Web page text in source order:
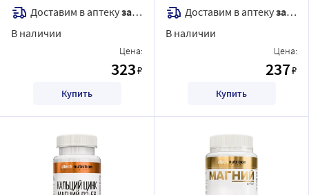
Доставим в аптекузавтра
В наличии
Цена:
323₽
Купить
Доставим в аптекузавтра
В наличии
Цена:
237₽
Купить